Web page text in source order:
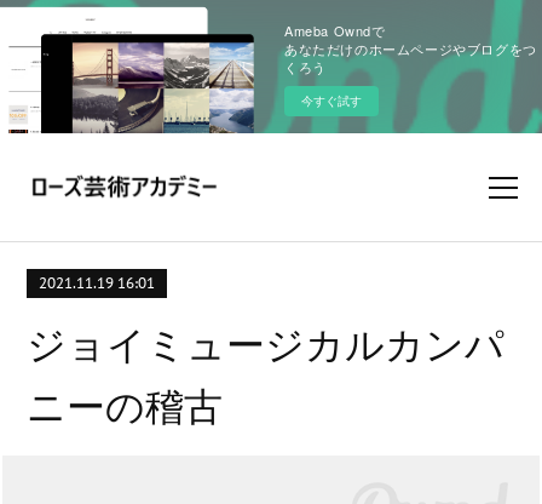
Ameba Owndで
あなただけのホームページやブログをつ
くろう
今すぐ試す
2021.11.19 16:01
ジョイミュージカルカンパ
ニーの稽古